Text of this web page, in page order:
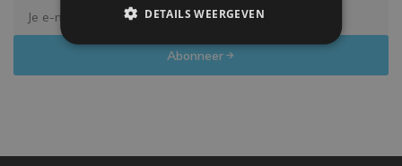
Abonneer
DETAILS WEERGEVEN